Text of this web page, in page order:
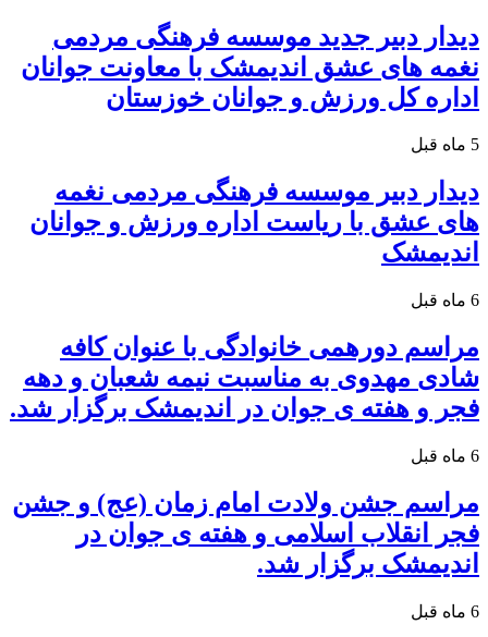
دیدار دبیر جدید موسسه فرهنگی مردمی
نغمه های عشق اندیمشک با معاونت جوانان
اداره کل ورزش و جوانان خوزستان
5 ماه قبل
دیدار دبیر موسسه فرهنگی مردمی نغمه
های عشق با ریاست اداره ورزش و جوانان
اندیمشک
6 ماه قبل
مراسم دورهمی خانوادگی با عنوان کافه
شادی مهدوی به مناسبت نیمه شعبان و دهه
فجر و هفته ی جوان در اندیمشک برگزار شد.
6 ماه قبل
مراسم جشن ولادت امام زمان (عج) و جشن
فجر انقلاب اسلامی و هفته ی جوان در
اندیمشک برگزار شد.
6 ماه قبل